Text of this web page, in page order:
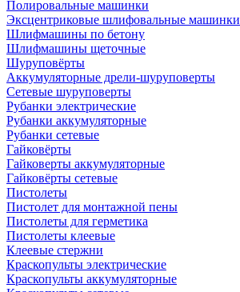
Полировальные машинки
Эксцентриковые шлифовальные машинки
Шлифмашины по бетону
Шлифмашины щеточные
Шуруповёрты
Аккумуляторные дрели-шуруповерты
Сетевые шуруповерты
Рубанки электрические
Рубанки аккумуляторные
Рубанки сетевые
Гайковёрты
Гайковерты аккумуляторные
Гайковёрты сетевые
Пистолеты
Пистолет для монтажной пены
Пистолеты для герметика
Пистолеты клеевые
Клеевые стержни
Краскопульты электрические
Краскопульты аккумуляторные